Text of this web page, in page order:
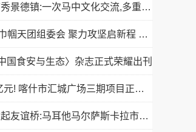
“丝路茶歇”首秀景德镇:一次马中文化交流,多重收获与回响
共富她时代·巾帼天团组委会 聚力攻坚启新程 星火燎原耀全国
国食安与生态〉杂志正式荣耀出刊
总投资10.3亿元! 喀什市汇城广场三期项目正式开工
“丝路茶歇”架起友谊桥:马耳他马尔萨斯卡拉市友城代表团访问景德镇